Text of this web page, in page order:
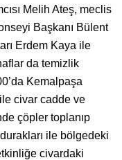
Melih Ateş, meclis
Başkanı Bülent
Erdem Kaya ile
da temizlik
Kemalpaşa
civar cadde ve
çöpler toplanıp
ile bölgedeki
civardaki